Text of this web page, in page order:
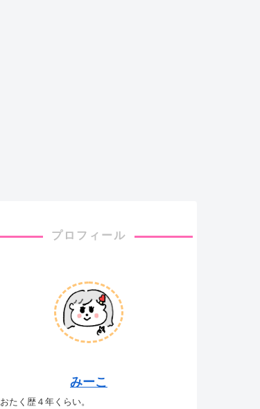
プロフィール
みーこ
おたく歴４年くらい。